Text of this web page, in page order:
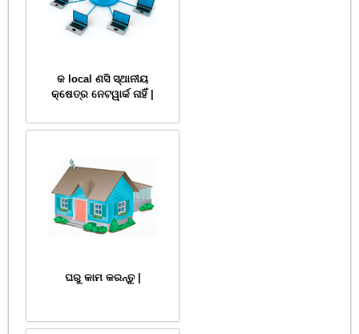
କ local ଣସି ସ୍ଥାନୀୟ
କ୍ଷେତ୍ର ନେଟୱାର୍କ ନାହିଁ |
ଘରୁ କାମ କରନ୍ତୁ |